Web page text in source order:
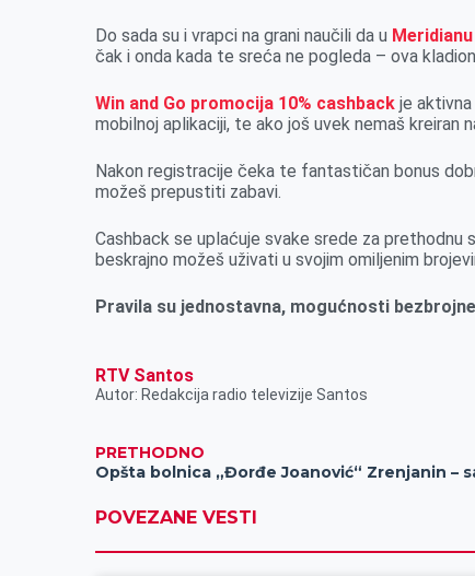
Do sada su i vrapci na grani naučili da u Meridianu
čak i onda kada te sreća ne pogleda – ova
Win and Go promocija 10% cashback je
mobilnoj aplikaciji, te ako još uvek nemaš kreiran
Nakon registracije čeka te fantastičan bonus
možeš prepustiti zabavi.
Cashback se uplaćuje svake srede za prethodnu
beskrajno možeš uživati u svojim omiljenim
Pravila su jednostavna, mogućnosti
RTV Santos
Autor: Redakcija radio televizije Santos
PRETHODNO
POVEZANE VESTI